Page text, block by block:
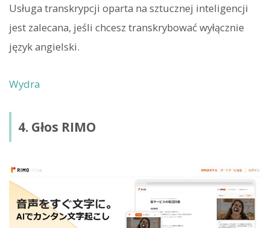
Usługa transkrypcji oparta na sztucznej inteligencji
jest zalecana, jeśli chcesz transkrybować wyłącznie
język angielski.
Wydra
4. Głos RIMO